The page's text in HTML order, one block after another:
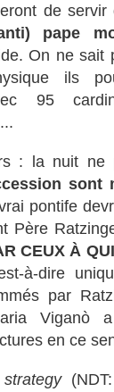
de servir
pape
On ne sait
ils
95
: la nuit ne
sont
pontife
Père
CEUX À
à-dire
par
Viganò
en ce